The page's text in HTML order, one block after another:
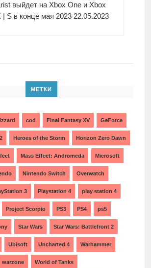
выйдет на Xbox One и Xbox
| S в конце мая 2023 22.05.2023
МЕТКИ
cod Final Fantasy XV GeForce
Heroes of the Storm Horizon Zero Dawn
Mass Effect: Andromeda Microsoft
Nintendo Switch Overwatch
3 Playstation 4 play station 4
Project Scorpio PS3 PS4 ps5
Star Wars Star Wars: Battlefront 2
Ubisoft Uncharted 4 Warhammer
warzone World of Tanks